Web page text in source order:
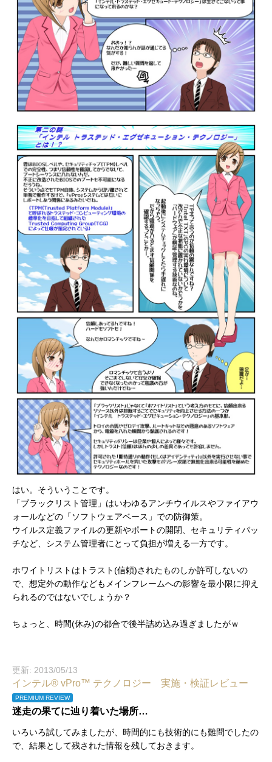
はい。そういうことです。
「ブラックリスト管理」はいわゆるアンチウイルスやファイアウ
ォールなどの「ソフトウェアベース」での防御策。
ウイルス定義ファイルの更新やポートの開閉、セキュリティパッ
チなど、システム管理者にとって負担が増える一方です。
ホワイトリストはトラスト(信頼)されたものしか許可しないの
で、想定外の動作などもメインフレームへの影響を最小限に抑え
られるのではないでしょうか？
ちょっと、時間(休み)の都合で後半詰め込み過ぎましたがｗ
更新: 2013/05/13
インテル® vPro™ テクノロジー 実施・検証レビュー
PREMIUM REVIEW
迷走の果てに辿り着いた場所…
いろいろ試してみましたが、時間的にも技術的にも難問でしたの
で、結果として残された情報を残しておきます。